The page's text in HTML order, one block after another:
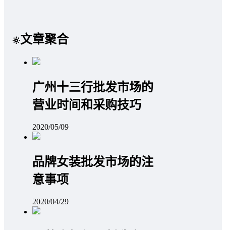
文章聚合
广州十三行批发市场的
营业时间和采购技巧
2020/05/09
品牌女装批发市场的注
意事项
2020/04/29